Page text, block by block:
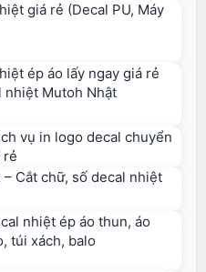
giá rẻ (Decal PU, Máy
ép áo lấy ngay giá rẻ
nhiệt Mutoh Nhật
vụ in logo decal chuyển
rẻ
Cắt chữ, số decal nhiệt
nhiệt ép áo thun, áo
túi xách, balo